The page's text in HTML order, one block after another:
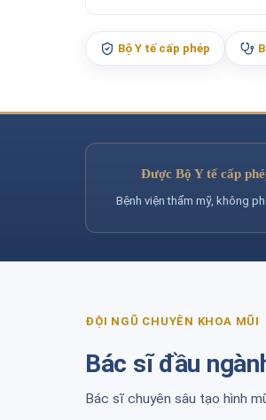
Bộ Y tế cấp phép
Được Bộ Y tế cấp
Bệnh viện thẩm mỹ, không
ĐỘI NGŨ CHUYÊN KHOA MŨI
Bác sĩ đầu
Bác sĩ chuyên sâu tạo hình